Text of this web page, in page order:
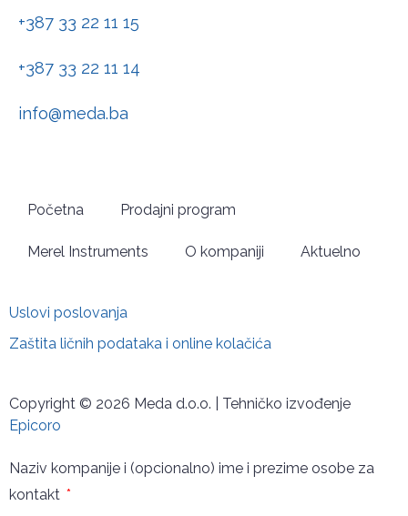
+387 33 22 11 15
+387 33 22 11 14
info@meda.ba
Početna Prodajni program
Merel Instruments O kompaniji Aktuelno
Uslovi poslovanja
Zaštita ličnih podataka i online kolačića
Copyright © 2026 Meda d.o.o. | Tehničko izvođenje
Epicoro
Naziv kompanije i (opcionalno) ime i prezime osobe za
kontakt